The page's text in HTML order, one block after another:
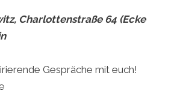
Charlottenstraße 64 (Ecke
Gespräche mit euch!